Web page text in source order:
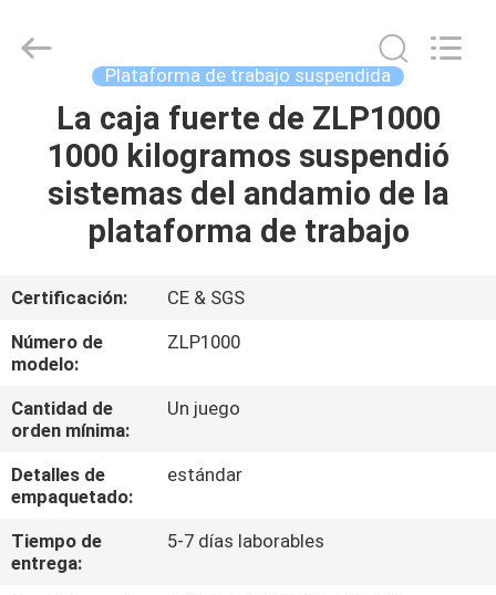
HOGAR
PRODUCTOS
SOBRE
NOSOTROS
VIAJE
DE
LA
FÁBRICA
CONTROL
Supplier.
Copyright
Construction
Plataforma de trabajo suspendida
La caja fuerte de ZLP1000
1000 kilogramos suspendió
sistemas del andamio de la
plataforma de trabajo
Certificación:
CE & SGS
Número de
modelo:
ZLP1000
Cantidad de
orden mínima:
Un juego
Detalles de
empaquetado:
estándar
Tiempo de
entrega:
5-7 días laborables